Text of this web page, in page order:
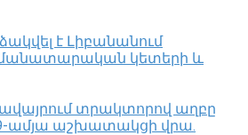
է Լիբանանում
կետերի և
տրակտորով աղբը
29-ամյա աշխատակցի վրա.